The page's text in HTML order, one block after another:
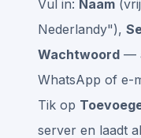
Vul in: Naam
Nederlandy"),
Wachtwoord —
WhatsApp of e-
Tik op
server en laadt